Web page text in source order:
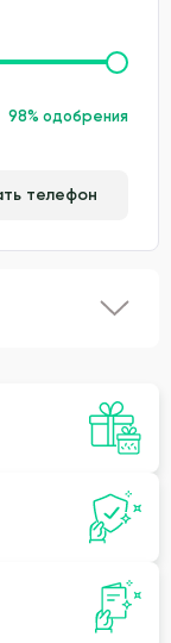
98% одобрения
телефон